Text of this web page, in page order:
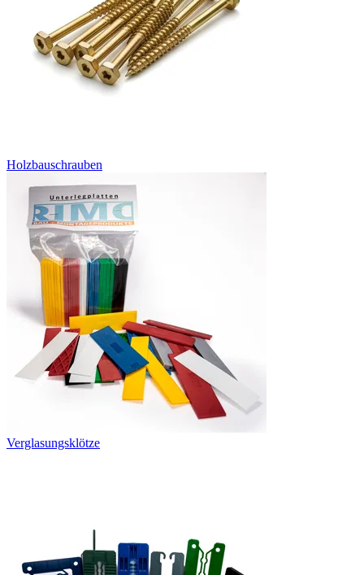
Holzbauschrauben
Verglasungsklötze